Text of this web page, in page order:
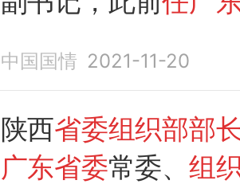
中国国情 2021-11-20
陕西省委组织部部长
广东省委常委、组